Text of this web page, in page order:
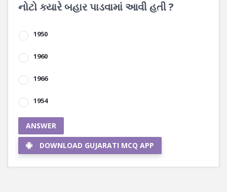
નોટો ક્યારે બહાર પાડવામાં આવી હતી ?
1950
1960
1966
1954
ANSWER
DOWNLOAD GUJARATI MCQ APP